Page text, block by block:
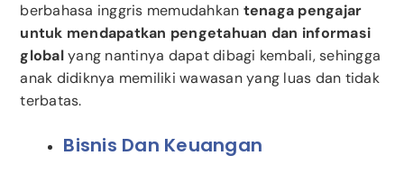
berbahasa inggris memudahkan tenaga pengajar
untuk mendapatkan pengetahuan dan informasi
globalyang nantinya dapat dibagi kembali, sehingga
anak didiknya memiliki wawasan yang luas dan tidak
terbatas.
Bisnis Dan Keuangan